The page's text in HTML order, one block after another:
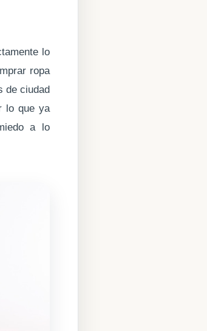
lo
ropa
de ciudad
lo que ya
a lo